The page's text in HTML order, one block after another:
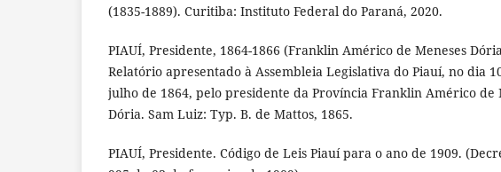
(1835-1889). Curitiba: Instituto Federal do Paraná, 2020.
PIAUÍ, Presidente, 1864-1866 (Franklin Américo de Meneses
Relatório apresentado à Assembleia Legislativa do Piauí, no dia
julho de 1864, pelo presidente da Província Franklin Américo de
Dória. Sam Luiz: Typ. B. de Mattos, 1865.
PIAUÍ, Presidente. Código de Leis Piauí para o ano de 1909.